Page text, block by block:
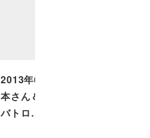
2013年6月4日 ホテル龍名館の栗
本さん＆上園さん！！そしてアル
バトロ…